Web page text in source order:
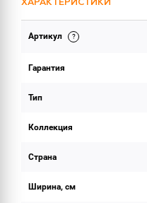
ХАРАКТЕРИСТИКИ
ОБЪЕМ ПОСТАВКИ
Артикул
Гарантия
Тип
Коллекция
Страна
Ширина, см